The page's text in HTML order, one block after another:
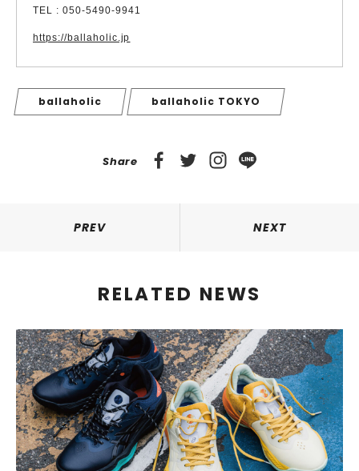
TEL : 050-5490-9941
https://ballaholic.jp
ballaholic ballaholic TOKYO
Share
PREV NEXT
RELATED NEWS